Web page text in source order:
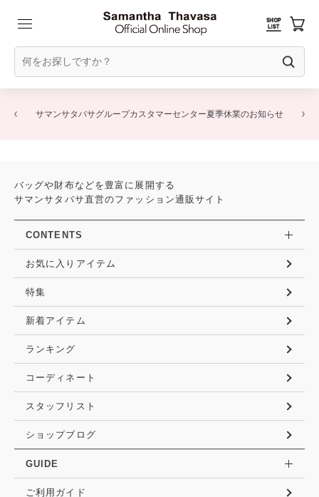
サマンサタバサグループカスタマーセンター夏季休業のお知らせ
バッグや財布などを豊富に展開する
サマンサタバサ直営のファッション通販サイト
CONTENTS
お気に入りアイテム
特集
新着アイテム
ランキング
コーディネート
スタッフリスト
ショップブログ
GUIDE
ご利用ガイド